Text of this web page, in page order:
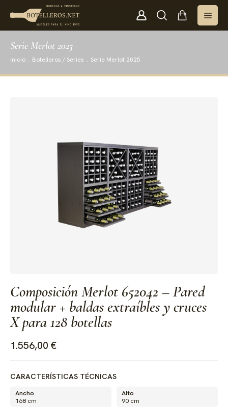
Serie Merlot 2025
Inicio . Botelleros / Series . Serie Merlot 2025
Composición Merlot 652042 – Pared
modular + baldas extraíbles y cruces
X para 128 botellas
1.556,00 €
CARACTERÍSTICAS TÉCNICAS
Ancho
168 cm
Alto
90 cm